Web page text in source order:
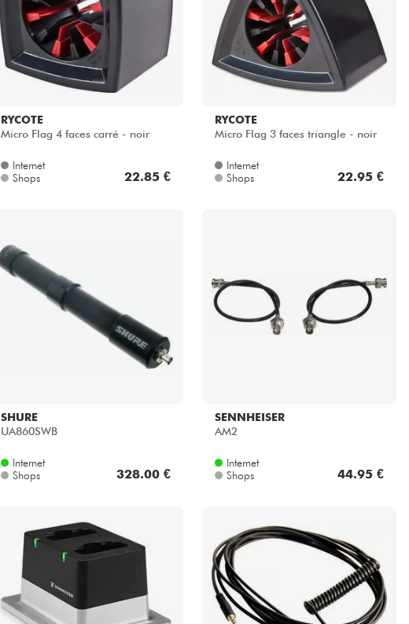
RYCOTE
Micro Flag 4 faces carré - noir
Internet
Shops
22.85 €
RYCOTE
Micro Flag 3 faces triangle - noir
Internet
Shops
22.95 €
SHURE
UA860SWB
Internet
Shops
328.00 €
SENNHEISER
AM2
Internet
Shops
44.95 €